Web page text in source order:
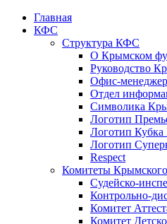
Главная
КФС
Структура КФС
О Крымском
Руководство
Офис-
Отдел
Символика
Логотип
Логотип
Логотип
Respect
Комитеты
Судейско-
Контрольно-
Комитет
Комитет